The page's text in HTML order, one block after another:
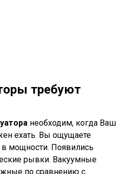
требуют
необходим, когда Ваш
ехать. Вы ощущаете
мощности. Появились
рывки. Вакуумные
по сравнению с